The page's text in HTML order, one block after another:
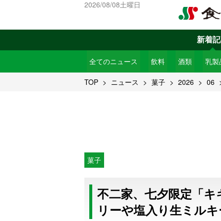
2026/08/08土曜日
新着
全てのニュース 飲料 酒類 乳製
TOP ニュース 菓子 2026 06
菓子
不二家、七夕限定「
リーや塩入り生ミル